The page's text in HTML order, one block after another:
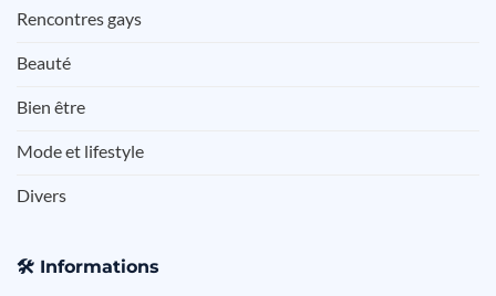
Rencontres gays
Beauté
Bien être
Mode et lifestyle
Divers
🛠️ Informations